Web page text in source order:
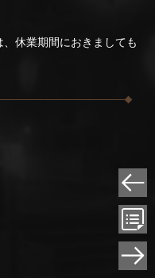
休業期間におきましても